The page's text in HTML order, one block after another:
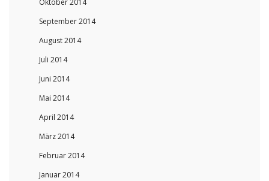
Oktober 2014
September 2014
August 2014
Juli 2014
Juni 2014
Mai 2014
April 2014
März 2014
Februar 2014
Januar 2014